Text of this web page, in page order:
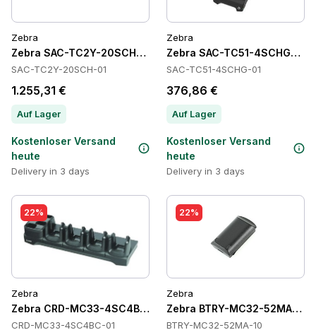
Zebra
Zebra SAC-TC2Y-20SCH-01 Batteries
SAC-TC2Y-20SCH-01
1.255,31 €
Auf Lager
Kostenloser Versand
heute
Delivery in 3 days
Zebra
Zebra SAC-TC51-4SCHG-01
SAC-TC51-4SCHG-01
376,86 €
Auf Lager
Kostenloser Versand
heute
Delivery in 3 days
22%
Zebra
Zebra CRD-MC33-4SC4BC-01 Cradles
CRD-MC33-4SC4BC-01
22%
Zebra
Zebra BTRY-MC32-52MA-10
BTRY-MC32-52MA-10